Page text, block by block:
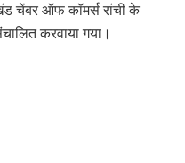
चेंबर ऑफ कॉमर्स रांची के
करवाया गया।